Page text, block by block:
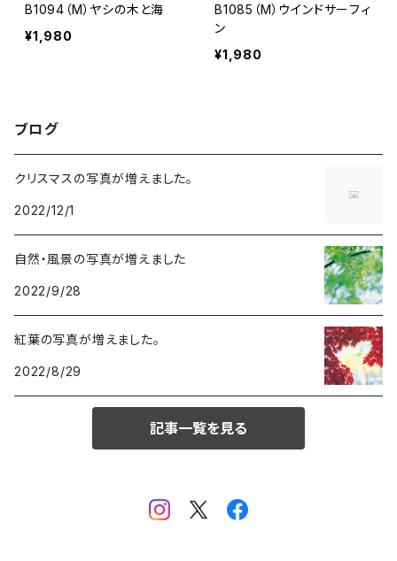
B1094（M）ヤシの木と海
¥1,980
B1085（M）ウインドサーフィ
ン
¥1,980
ブログ
クリスマスの写真が増えました。
2022/12/1
自然・風景の写真が増えました
2022/9/28
紅葉の写真が増えました。
2022/8/29
記事一覧を見る